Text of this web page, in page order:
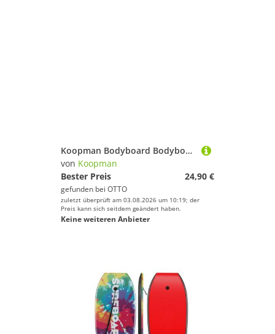
Koopman Bodyboard Bodyboard mit glatter Unterseite, 92cm, Palmen, (1 tlg)
von Koopman
Bester Preis
24,90 €
gefunden bei OTTO
zuletzt überprüft am 03.08.2026 um 10:19; der
Preis kann sich seitdem geändert haben.
Keine weiteren Anbieter